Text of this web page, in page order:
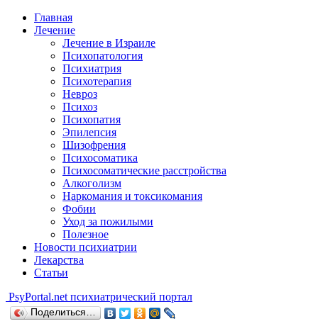
Главная
Лечение
Лечение в Израиле
Психопатология
Психиатрия
Психотерапия
Невроз
Психоз
Психопатия
Эпилепсия
Шизофрения
Психосоматика
Психосоматические расстройства
Алкоголизм
Наркомания и токсикомания
Фобии
Уход за пожилыми
Полезное
Новости психиатрии
Лекарства
Статьи
PsyPortal.net психиатрический портал
Поделиться…